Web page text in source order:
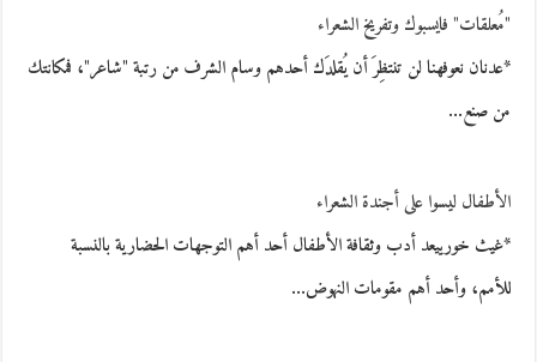
"مُعلقات" فايسبوك وتفريخ الشعراء
*عدنان نعوفهنا لن تنتظِرَ أن يُقلدَك أحدهم وسام الشرف من رتبة "شاعر"، فمكانتك
من صنع…
الأطفال ليسوا على أجندة الشعراء
*غيث خورييعد أدب وثقافة الأطفال أحد أهم التوجهات الحضارية بالنسبة
للأمم، وأحد أهم مقومات النهوض…